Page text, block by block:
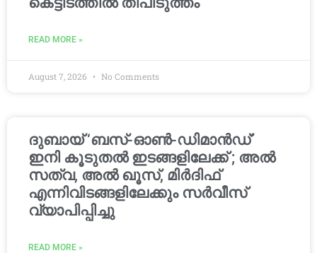
READ MORE »
August 7, 2026 No Comments
ദുബായ് ‘ബസ്-ഓൺ-ഡിമാൻഡ്’
ഇനി കൂടുതൽ ഇടങ്ങളിലേക്ക് ; അൽ
സത്വ, അൽ ഖൂസ്, മിർദിഫ്
എന്നിവിടങ്ങളിലേക്കും സർവീസ്
വ്യാപിപ്പിച്ചു
READ MORE »